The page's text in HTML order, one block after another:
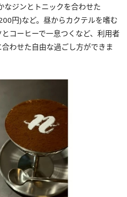
なジンとトニックを合わせた
円)など。昼からカクテルを嗜む
コーヒーで一息つくなど、利用者
わせた自由な過ごし方ができま